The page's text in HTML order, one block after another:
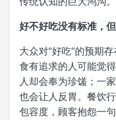
好不好吃没有标准，
大众对“好吃”的预期
食有追求的人可能觉
人却会奉为珍馐；一
也会让人反胃。餐饮
包容度，顾客抱怨一